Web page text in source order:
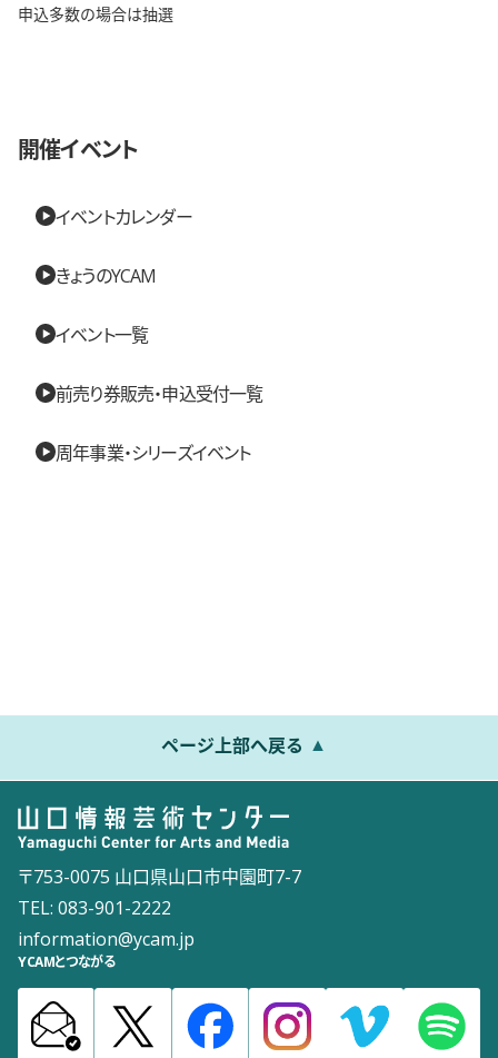
申込多数の場合は抽選
開催イベント
イベントカレンダー
きょうのYCAM
イベント一覧
前売り券販売・申込受付一覧
周年事業・シリーズイベント
ページ上部へ戻る
〒753-0075 山口県山口市中園町7-7
TEL: 083-901-2222
information@ycam.jp
YCAMとつながる